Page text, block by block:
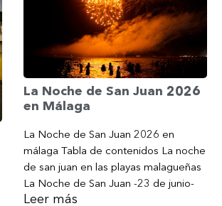
La Noche de San Juan 2026
en Málaga
La Noche de San Juan 2026 en
málaga Tabla de contenidos La noche
de san juan en las playas malagueñas
La Noche de San Juan -23 de junio-
Leer más